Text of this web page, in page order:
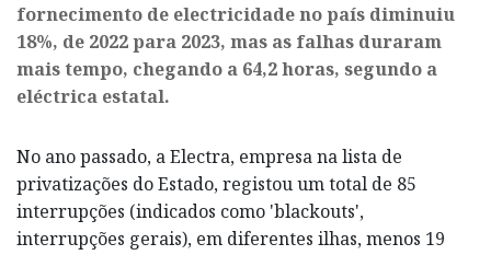
fornecimento de electricidade no país diminuiu
18%, de 2022 para 2023, mas as falhas duraram
mais tempo, chegando a 64,2 horas, segundo a
eléctrica estatal.
No ano passado, a Electra, empresa na lista de
privatizações do Estado, registou um total de 85
interrupções (indicados como 'blackouts',
interrupções gerais), em diferentes ilhas, menos 19